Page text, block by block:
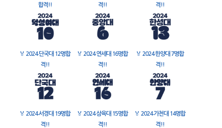
합격!!
격!!
격!!
🏅 2024 단국대 12명합
격!!
🏅 2024 연세대 16명합
격!!
🏅 2024 한양대 7명합
격!!
🏅 2024 서경대 19명합
격!!
🏅 2024 삼육대 15명합
격!!
🏅 2024 가천대 14명합
격!!